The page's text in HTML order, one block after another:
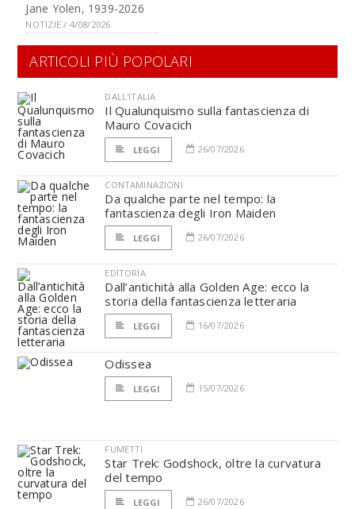
Jane Yolen, 1939-2026
NOTIZIE / 4/08/2026
ARTICOLI PIÙ POPOLARI
DALL'ITALIA
Il Qualunquismo sulla fantascienza di
Mauro Covacich
LEGGI 26/07/2026
CONTAMINAZIONI
Da qualche parte nel tempo: la
fantascienza degli Iron Maiden
LEGGI 26/07/2026
EDITORIA
Dall’antichità alla Golden Age: ecco la
storia della fantascienza letteraria
LEGGI 16/07/2026
Odissea
LEGGI 15/07/2026
FUMETTI
Star Trek: Godshock, oltre la curvatura
del tempo
LEGGI 26/07/2026